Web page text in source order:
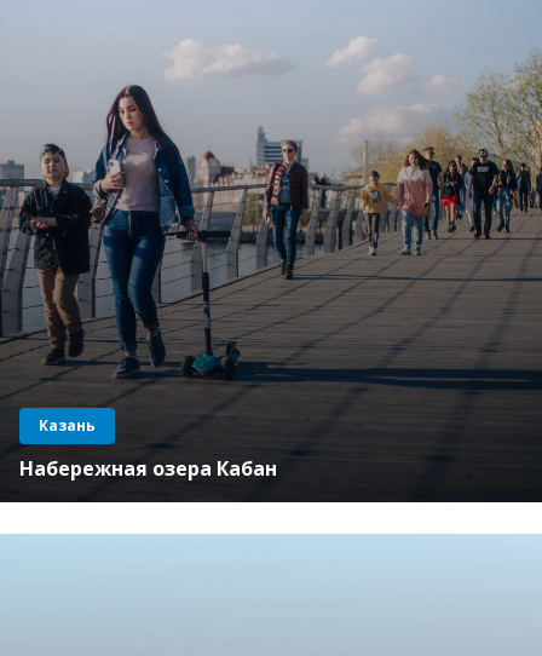
Казань
Набережная озера Кабан